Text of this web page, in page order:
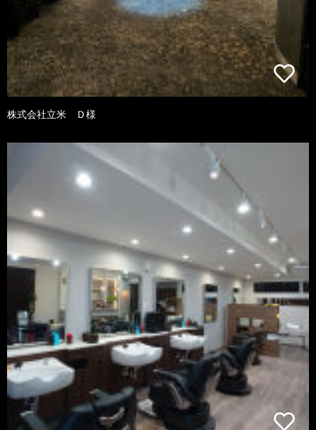
株式会社立米 Ｄ様